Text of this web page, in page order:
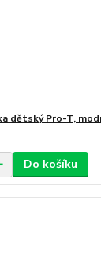
dětský Pro-T,
Do košíku